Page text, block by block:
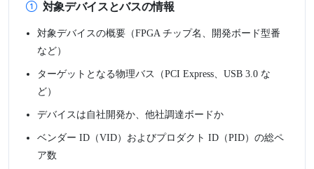
対象デバイスとバスの情報
対象デバイスの概要（FPGA チップ名、開発ボード型番
など）
ターゲットとなる物理バス（PCI Express、USB 3.0 な
ど）
デバイスは自社開発か、他社調達ボードか
ベンダー ID（VID）およびプロダクト ID（PID）の総ペ
ア数